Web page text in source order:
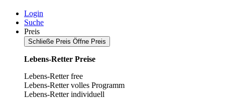
Login
Suche
Preis
Schließe Preis Öffne Preis
Lebens-Retter Preise
Lebens-Retter free
Lebens-Retter volles Programm
Lebens-Retter individuell